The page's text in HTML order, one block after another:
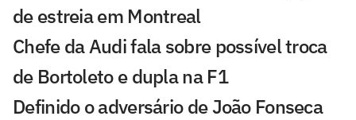
de estreia em Montreal
Chefe da Audi fala sobre possível troca
de Bortoleto e dupla na F1
Definido o adversário de João Fonseca